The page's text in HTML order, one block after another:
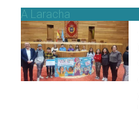
A Laracha